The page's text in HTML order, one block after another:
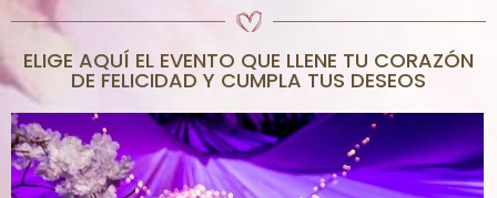
ELIGE AQUÍ EL EVENTO QUE LLENE TU CORAZÓN
DE FELICIDAD Y CUMPLA TUS DESEOS